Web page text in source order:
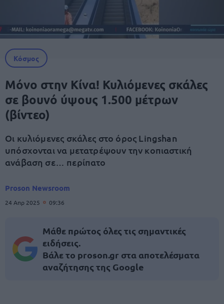
Κόσμος
Μόνο στην Κίνα! Κυλιόμενες σκάλες
σε βουνό ύψους 1.500 μέτρων
(βίντεο)
Οι κυλιόμενες σκάλες στο όρος Lingshan
υπόσχονται να μετατρέψουν την κοπιαστική
ανάβαση σε… περίπατο
Proson Newsroom
24 Απρ 2025 09:36
Μάθε πρώτος όλες τις σημαντικές
ειδήσεις.
Βάλε το proson.gr στα αποτελέσματα
αναζήτησης της Google